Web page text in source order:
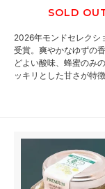
SOLD
2026年モンドセレクシ
受賞。爽やかなゆずの
どよい酸味、蜂蜜のみ
ッキリとした甘さが特徴